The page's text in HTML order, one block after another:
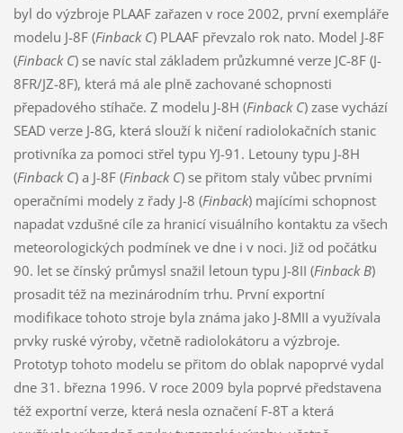
byl do výzbroje PLAAF zařazen v roce 2002, první exempláře
modelu J-8F (Finback C) PLAAF převzalo rok nato. Model J-8F
(Finback C) se navíc stal základem průzkumné verze JC-8F (J-
8FR/JZ-8F), která má ale plně zachované schopnosti
přepadového stíhače. Z modelu J-8H (Finback C) zase vychází
SEAD verze J-8G, která slouží k ničení radiolokačních stanic
protivníka za pomoci střel typu YJ-91. Letouny typu J-8H
(Finback C) a J-8F (Finback C) se přitom staly vůbec prvními
operačními modely z řady J-8 (Finback) majícími schopnost
napadat vzdušné cíle za hranicí visuálního kontaktu za všech
meteorologických podmínek ve dne i v noci. Již od počátku
90. let se čínský průmysl snažil letoun typu J-8II (Finback B)
prosadit též na mezinárodním trhu. První exportní
modifikace tohoto stroje byla známa jako J-8MII a využívala
prvky ruské výroby, včetně radiolokátoru a výzbroje.
Prototyp tohoto modelu se přitom do oblak napoprvé vydal
dne 31. března 1996. V roce 2009 byla poprvé představena
též exportní verze, která nesla označení F-8T a která